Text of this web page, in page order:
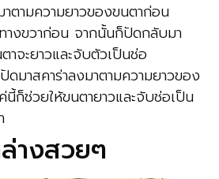
ตามความยาวของขนตาก่อน
างขวาก่อน จากนั้นก็ปัดกลับมา
าจะยาวและจับตัวเป็นช่อ
มาสคาร่าลงมาตามความยาวของ
ก็ช่วยให้ขนตายาวและจับช่อเป็น
างสวยๆ